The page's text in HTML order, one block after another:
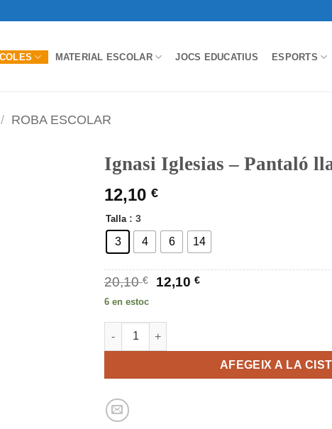
MATERIAL ESCOLAR JOCS EDUCATIUS ESPORTS
/ ROBA ESCOLAR
Ignasi Iglesias – Pantaló
12,10 €
Talla : 3
3 4 6 14
20,10€
El
era:
20,10 €.
12,10 €El
6 en estoc
quantitat de Ignasi Iglesias - Pantaló llarg
AFEGEIX A LA